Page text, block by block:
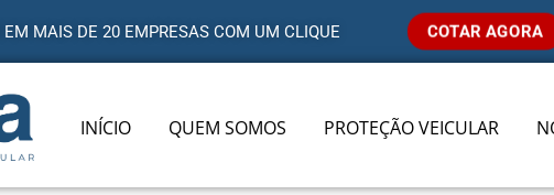
EM MAIS DE 20 EMPRESAS COM UM CLIQUE COTAR AGORA
INÍCIO QUEM SOMOS PROTEÇÃO VEICULAR